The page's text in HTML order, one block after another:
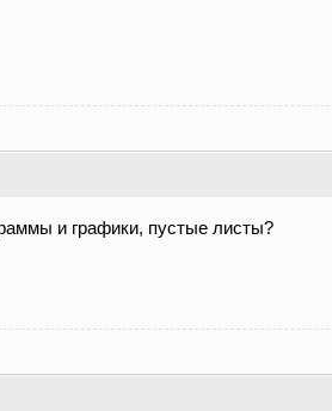
и графики, пустые листы?